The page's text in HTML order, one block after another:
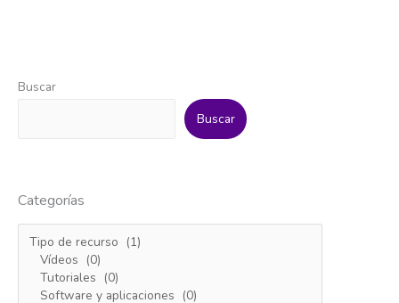
Buscar
Buscar
Categorías